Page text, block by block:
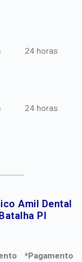
24 horas
24 horas
Amil Dental
PI
*Pagamento